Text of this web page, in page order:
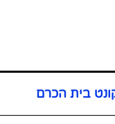
בית הכרם